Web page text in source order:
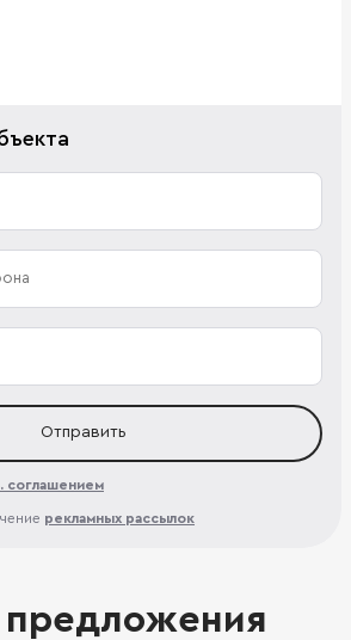
Отправить
соглашением
рекламных рассылок